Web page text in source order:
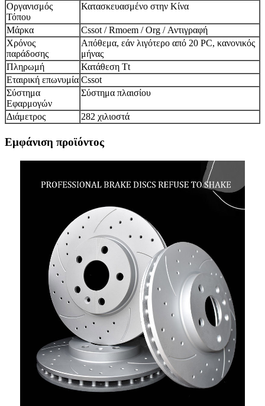
Οργανισμός
Τόπου
Κατασκευασμένο στην Κίνα
Μάρκα
Cssot / Rmoem / Org / Αντιγραφή
Χρόνος
παράδοσης
Απόθεμα, εάν λιγότερο από 20 PC, κανονικός
μήνας
Πληρωμή
Κατάθεση Tt
Εταιρική επωνυμία Cssot
Σύστημα
Εφαρμογών
Σύστημα πλαισίου
Διάμετρος 282 χιλιοστά
Εμφάνιση προϊόντος